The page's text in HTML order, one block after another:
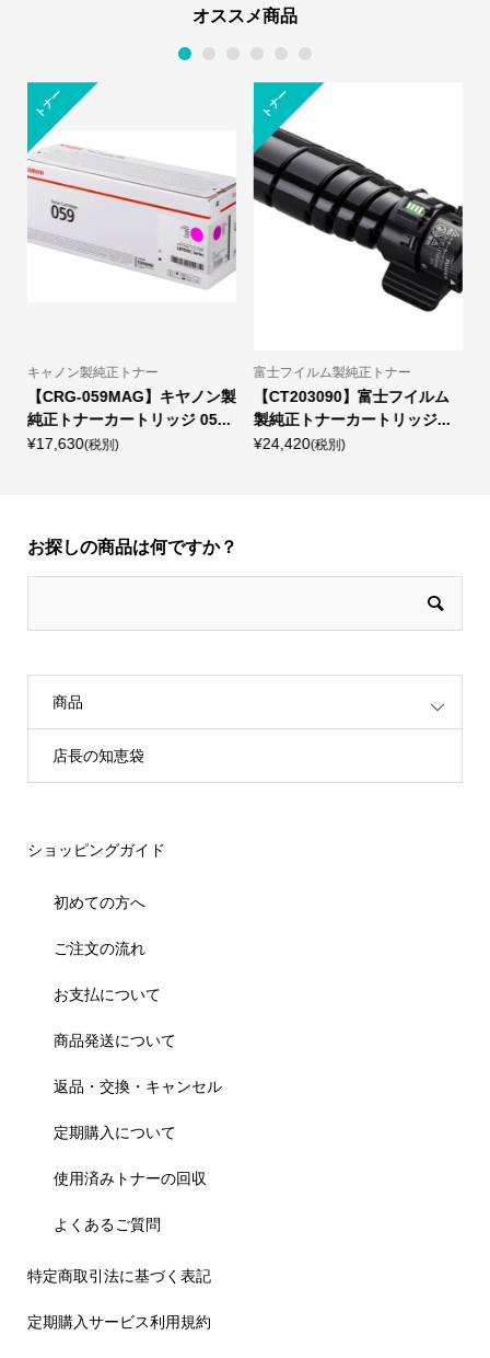
オススメ商品
士フイルム製純正トナー
CT203090】富士フイルム
純正トナーカートリッジ...
(税別)
NEC製プリンター
NEC PR-L4M550 A4モノク
ロページプリンタ MultiWrit...
¥119,460(税別)
【シ
正
1 2 3 4 5 6
お探しの商品は何ですか？
商品
店長の知恵袋
ショッピングガイド
初めての方へ
ご注文の流れ
お支払について
商品発送について
返品・交換・キャンセル
定期購入について
使用済みトナーの回収
よくあるご質問
特定商取引法に基づく表記
定期購入サービス利用規約